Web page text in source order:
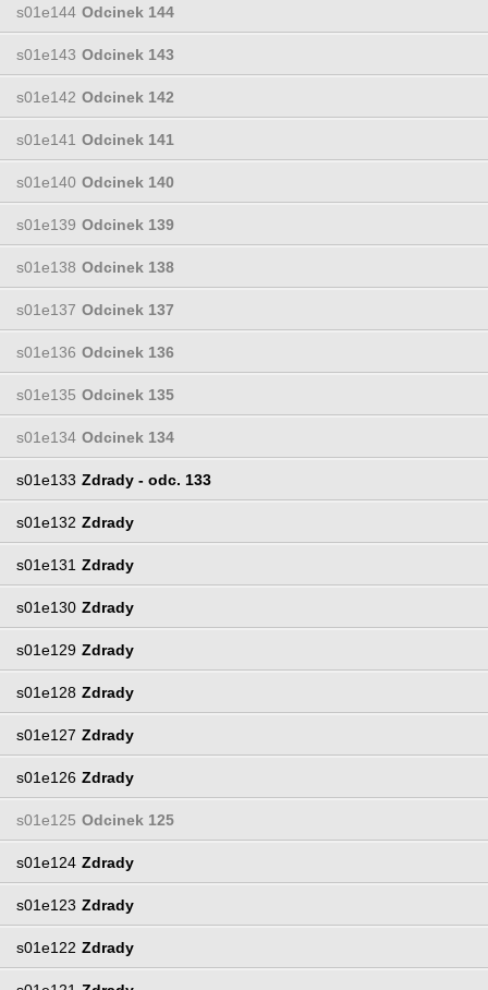
s01e144 Odcinek 144
s01e143 Odcinek 143
s01e142 Odcinek 142
s01e141 Odcinek 141
s01e140 Odcinek 140
s01e139 Odcinek 139
s01e138 Odcinek 138
s01e137 Odcinek 137
s01e136 Odcinek 136
s01e135 Odcinek 135
s01e134 Odcinek 134
s01e133 Zdrady - odc. 133
s01e132 Zdrady
s01e131 Zdrady
s01e130 Zdrady
s01e129 Zdrady
s01e128 Zdrady
s01e127 Zdrady
s01e126 Zdrady
s01e125 Odcinek 125
s01e124 Zdrady
s01e123 Zdrady
s01e122 Zdrady